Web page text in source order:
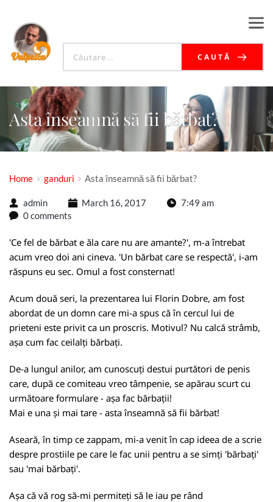
CAUTĂ
Asta înseamnă să fii bărbat?
Home ganduri Asta înseamnă să fii bărbat?
admin March 16, 2017
7:49 am
0 comments
'Ce fel de bărbat e ăla care nu are amante?', m-a întrebat
acum vreo doi ani cineva. 'Un bărbat care se respectă', i-am
răspuns eu sec. Omul a fost consternat!
Acum două seri, la prezentarea lui Florin Dobre, am fost
abordat de un domn care mi-a spus că în cercul lui de
prieteni este privit ca un proscris. Motivul? Nu calcă strâmb,
așa cum fac ceilalți bărbați.
De-a lungul anilor, am cunoscuți destui purtători de penis
care, după ce comiteau vreo tâmpenie, se apărau scurt cu
următoare formulare - așa fac bărbații!
Mai e una și mai tare - asta înseamnă să fii bărbat!
Aseară, în timp ce zappam, mi-a venit în cap ideea de a scrie
despre prostiile pe care le fac unii pentru a se simți 'bărbați'
sau 'mai bărbați'.
Așa că vă rog să-mi permiteți să le iau pe rând